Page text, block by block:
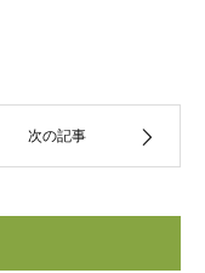
次の記事